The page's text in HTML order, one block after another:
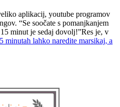
aplikacij, youtube programov
“Se soočate s pomanjkanjem
minut je sedaj dovolj!”Res je, v
minutah lahko naredite marsikaj, a